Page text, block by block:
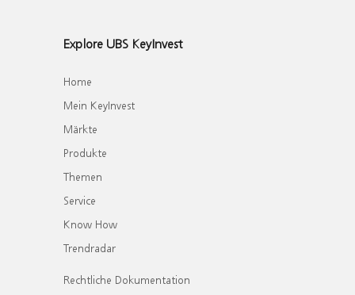
Explore UBS KeyInvest
Home
Mein KeyInvest
Märkte
Produkte
Themen
Service
Know How
Trendradar
Rechtliche Dokumentation